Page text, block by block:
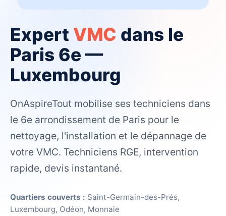
Expert VMC dans le
Paris 6e —
Luxembourg
OnAspireTout mobilise ses techniciens dans
le 6e arrondissement de Paris pour le
nettoyage, l'installation et le dépannage de
votre VMC. Techniciens RGE, intervention
rapide, devis instantané.
Quartiers couverts : Saint-Germain-des-Prés,
Luxembourg, Odéon, Monnaie